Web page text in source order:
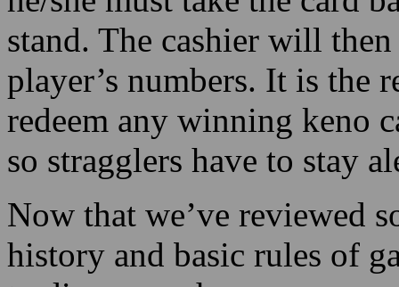
many as s/he wants. This
with a pen. As soon as the
he/she must take the card
stand. The cashier will
player’s numbers. It is
redeem any winning keno
so stragglers have to stay